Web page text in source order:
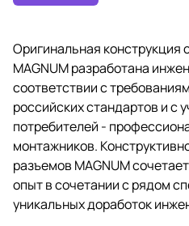
Оригинальная конструкция
MAGNUM разработана
соответствии с
российских стандартов и с
потребителей -
монтажников.
разъемов MAGNUM
опыт в сочетании с рядом
уникальных доработок